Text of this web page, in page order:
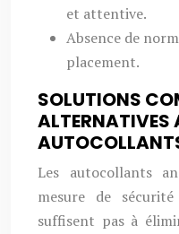
et attentive.
Absence de
placement.
SOLUTIONS
ALTERNATIVES
Les autocollants
mesure de
suffisent pas à